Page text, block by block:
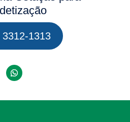
3312-1313